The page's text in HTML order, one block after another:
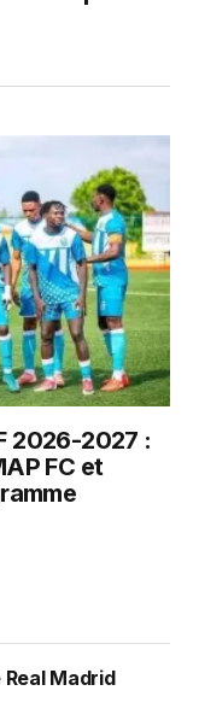
2026-2027 :
FC et
Real Madrid